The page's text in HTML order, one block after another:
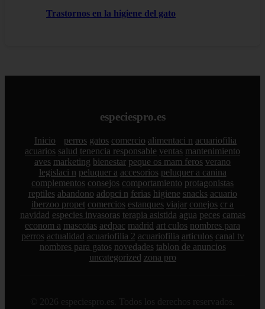
Trastornos en la higiene del gato
especiespro.es
Inicio perros gatos comercio alimentaci n acuariofilia
acuarios salud tenencia responsable ventas mantenimiento
aves marketing bienestar peque os mam feros verano
legislaci n peluquer a accesorios peluquer a canina
complementos consejos comportamiento protagonistas
reptiles abandono adopci n ferias higiene snacks acuario
iberzoo propet comercios estanques viajar conejos cr a
navidad especies invasoras terapia asistida agua peces camas
econom a mascotas aedpac madrid art culos nombres para
perros actualidad acuariofilia 2 acuariofilia articulos canal tv
nombres para gatos novedades tablon de anuncios
uncategorized zona pro
© 2026 especiespro.es. Todos los derechos reservados.